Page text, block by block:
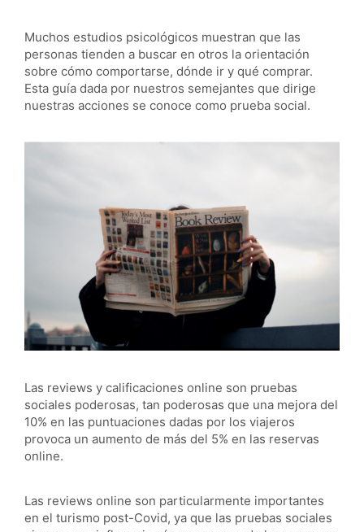
Muchos estudios psicológicos muestran que las
personas tienden a buscar en otros la orientación
sobre cómo comportarse, dónde ir y qué comprar.
Esta guía dada por nuestros semejantes que dirige
nuestras acciones se conoce como prueba social.
Las reviews y calificaciones online son pruebas
sociales poderosas, tan poderosas que una mejora del
10% en las puntuaciones dadas por los viajeros
provoca un aumento de más del 5% en las reservas
online.
Las reviews online son particularmente importantes
en el turismo post-Covid, ya que las pruebas sociales